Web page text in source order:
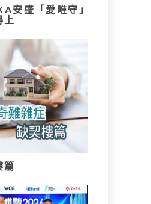
安盛「愛唯守」
上
篇